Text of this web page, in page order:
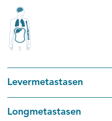
Levermetastasen
Longmetastasen